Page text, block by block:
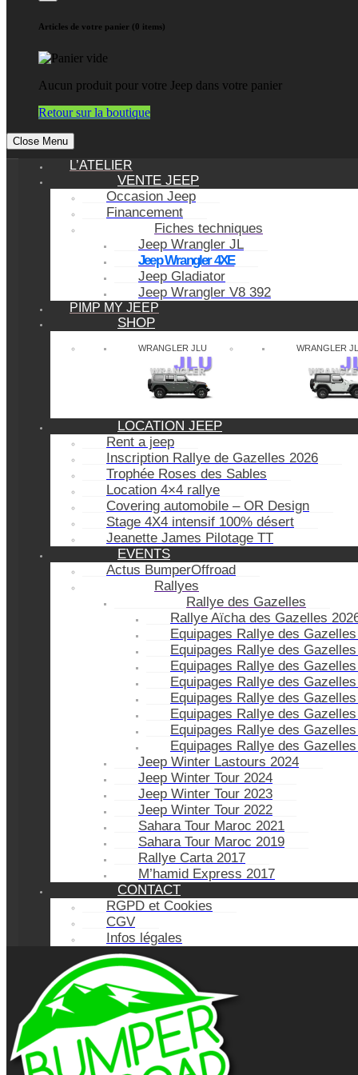
Articles de votre panier (0 items)
Aucun produit pour votre Jeep dans votre panier
Retour sur la boutique
Close Menu
L’ATELIER
VENTE JEEP
Occasion Jeep
Financement
Fiches techniques
Jeep Wrangler JL
Jeep Wrangler 4XE
Jeep Gladiator
Jeep Wrangler V8 392
PIMP MY JEEP
SHOP
WRANGLER JLU WRANGLER JL
LOCATION JEEP
Rent a jeep
Inscription Rallye de Gazelles 2026
Trophée Roses des Sables
Location 4×4 rallye
Covering automobile – OR Design
Stage 4X4 intensif 100% désert
Jeanette James Pilotage TT
EVENTS
Actus BumperOffroad
Rallyes
Rallye des Gazelles
Rallye Aïcha des Gazelles
Equipages Rallye des
Equipages Rallye des
Equipages Rallye des
Equipages Rallye des
Equipages Rallye des
Equipages Rallye des
Equipages Rallye des
Equipages Rallye des
Jeep Winter Lastours 2024
Jeep Winter Tour 2024
Jeep Winter Tour 2023
Jeep Winter Tour 2022
Sahara Tour Maroc 2021
Sahara Tour Maroc 2019
Rallye Carta 2017
M’hamid Express 2017
CONTACT
RGPD et Cookies
CGV
Infos légales